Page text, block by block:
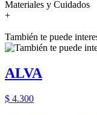
Materiales y Cuidados
+
También te puede
ALVA
$ 4.300